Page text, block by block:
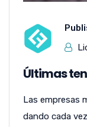
Últimas
Las empresas
dando cada